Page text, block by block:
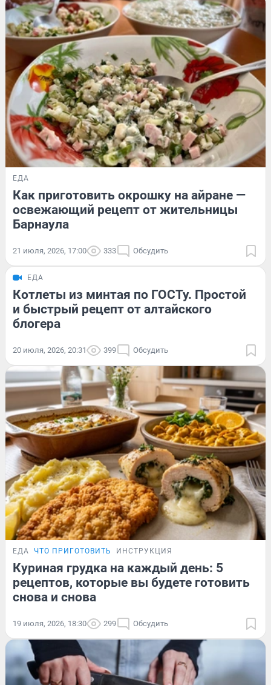
ЕДА
Как приготовить окрошку на айране —
освежающий рецепт от жительницы
Барнаула
21 июля, 2026, 17:00 333 Обсудить
ЕДА
Котлеты из минтая по ГОСТу. Простой
и быстрый рецепт от алтайского
блогера
20 июля, 2026, 20:31 399 Обсудить
ЕДА ЧТО ПРИГОТОВИТЬ ИНСТРУКЦИЯ
Куриная грудка на каждый день: 5
рецептов, которые вы будете готовить
снова и снова
19 июля, 2026, 18:30 299 Обсудить